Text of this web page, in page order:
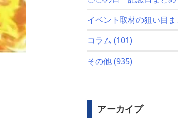
イベント取材の狙い目
コラム (101)
その他(935)
アーカイブ